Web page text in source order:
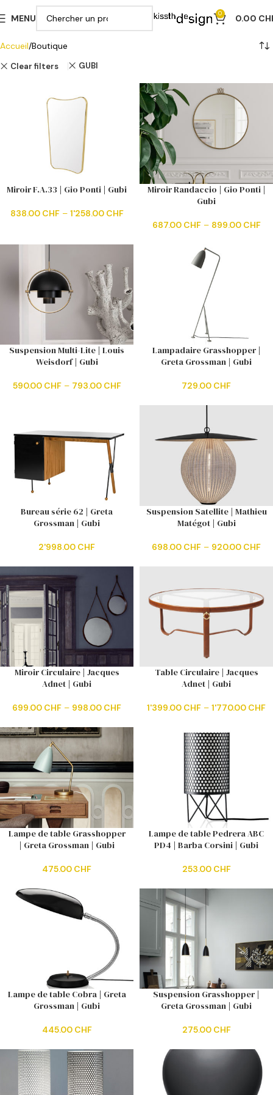
MENU 0 0.00
Accueil Boutique
Clear filters GUBI
Miroir F.A.33 | Gio Ponti | Gubi
838.00 CHF– 1'258.00 CHF
Miroir Randaccio | Gio Ponti |
Gubi
687.00 CHF– 899.00 CHF
Suspension Multi-Lite | Louis
Weisdorf | Gubi
590.00 CHF– 793.00 CHF
Lampadaire Grasshopper |
Greta Grossman | Gubi
729.00 CHF
Bureau série 62 | Greta
Grossman | Gubi
2'998.00 CHF
Suspension Satellite | Mathieu
Matégot | Gubi
698.00 CHF – 920.00 CHF
Miroir Circulaire | Jacques
Adnet | Gubi
699.00 CHF – 998.00 CHF
Table Circulaire | Jacques
Adnet | Gubi
1'399.00 CHF – 1'770.00 CHF
Lampe de table Grasshopper
| Greta Grossman | Gubi
475.00 CHF
Lampe de table Pedrera ABC
PD4 | Barba Corsini | Gubi
253.00 CHF
Lampe de table Cobra | Greta
Grossman | Gubi
445.00 CHF
Suspension Grasshopper |
Greta Grossman | Gubi
275.00 CHF